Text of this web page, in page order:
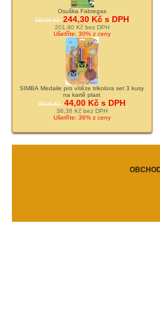
Osuška Fabregas
349,00 Kč 244,30 Kč s DPH
201,90 Kč bez DPH
Ušetříte: 30% z ceny
SIMBA Medaile pro vítěze trikolora set 3 kusy
na kartě plast
69,00 Kč 44,00 Kč s DPH
36,36 Kč bez DPH
Ušetříte: 36% z ceny